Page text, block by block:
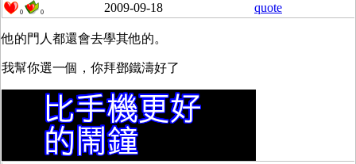
0 0 2009-09-18 quote
他的門人都還會去學其他的。
我幫你選一個，你拜鄧鐵濤好了